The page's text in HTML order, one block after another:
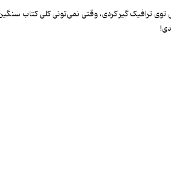
ترافیک گیر کردی، وقتی نمی‌تونی کلی کتاب